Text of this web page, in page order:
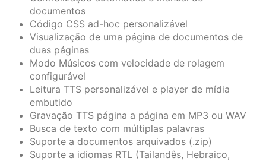
documentos
Código CSS ad-hoc personalizável
Visualização de uma página de documentos de
duas páginas
Modo Músicos com velocidade de rolagem
configurável
Leitura TTS personalizável e player de mídia
embutido
Gravação TTS página a página em MP3 ou WAV
Busca de texto com múltiplas palavras
Suporte a documentos arquivados (.zip)
Suporte a idiomas RTL (Tailandês, Hebraico,